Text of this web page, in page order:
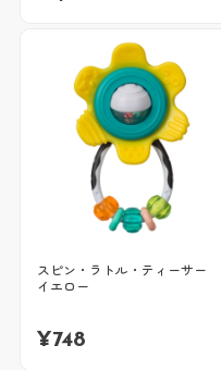
スピン・ラトル・ティーサー
イエロー
¥748